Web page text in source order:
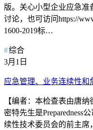
版。关心小型企业应急
讨论，也可访问https://
1600-2019标…
综合
3月1日
应急管理、业务连续性和
【编者：本检查表由唐纳
密特先生是Preparedness
续性技术委员会的前主席